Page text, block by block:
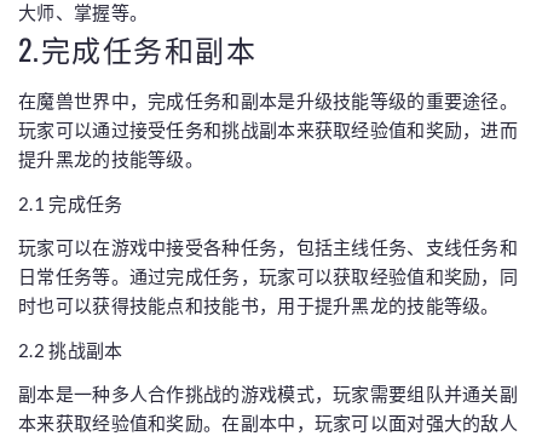
大师、掌握等。
2.完成任务和副本
在魔兽世界中，完成任务和副本是升级技能等级的重要途径。
玩家可以通过接受任务和挑战副本来获取经验值和奖励，进而
提升黑龙的技能等级。
2.1 完成任务
玩家可以在游戏中接受各种任务，包括主线任务、支线任务和
日常任务等。通过完成任务，玩家可以获取经验值和奖励，同
时也可以获得技能点和技能书，用于提升黑龙的技能等级。
2.2 挑战副本
副本是一种多人合作挑战的游戏模式，玩家需要组队并通关副
本来获取经验值和奖励。在副本中，玩家可以面对强大的敌人